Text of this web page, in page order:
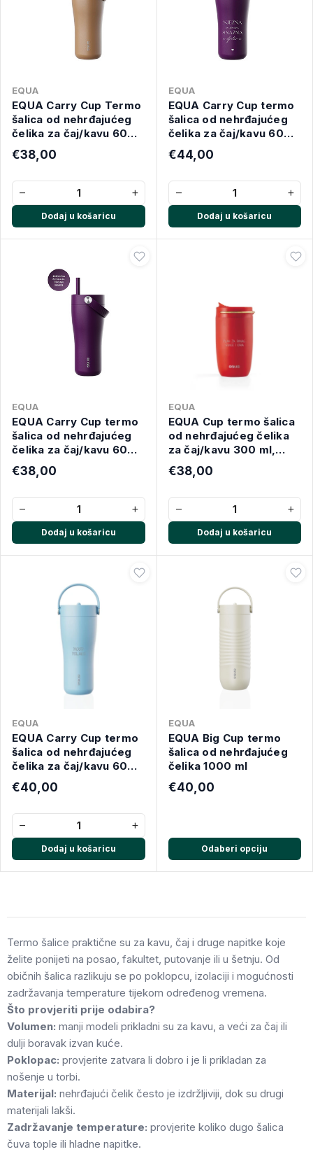
EQUA
EQUA Carry Cup Termo
šalica od nehrđajućeg
čelika za čaj/kavu 600
ml, toffee
€38,00
− +
Dodaj u košaricu
EQUA
EQUA Carry Cup termo
šalica od nehrđajućeg
čelika za čaj/kavu 600
ml - "Nježna u srcu,
snažna u djelima."
€44,00
− +
Dodaj u košaricu
EQUA
EQUA Carry Cup termo
šalica od nehrđajućeg
čelika za čaj/kavu 600
ml, mulberry
€38,00
− +
Dodaj u košaricu
EQUA
EQUA Cup termo šalica
od nehrđajućeg čelika
za čaj/kavu 300 ml,
SUNCE I KAVA
€38,00
− +
Dodaj u košaricu
EQUA
EQUA Carry Cup termo
šalica od nehrđajućeg
čelika za čaj/kavu 600
ml, MOOD: POLAKO
€40,00
− +
Dodaj u košaricu
EQUA
EQUA Big Cup termo
šalica od nehrđajućeg
čelika 1000 ml
€40,00
Odaberi opciju
Termo šalice praktične su za kavu, čaj i druge napitke koje
želite ponijeti na posao, fakultet, putovanje ili u šetnju. Od
običnih šalica razlikuju se po poklopcu, izolaciji i mogućnosti
zadržavanja temperature tijekom određenog vremena.
Što provjeriti prije odabira?
Volumen: manji modeli prikladni su za kavu, a veći za čaj ili
dulji boravak izvan kuće.
Poklopac: provjerite zatvara li dobro i je li prikladan za
nošenje u torbi.
Materijal: nehrđajući čelik često je izdržljiviji, dok su drugi
materijali lakši.
Zadržavanje temperature: provjerite koliko dugo šalica
čuva tople ili hladne napitke.